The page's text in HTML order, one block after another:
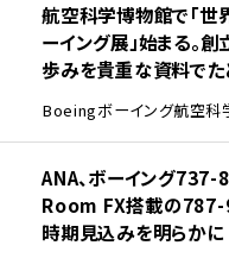
航空科学博物館で「世
ーイング展」始まる。
歩みを貴重な資料でた
Boeingボーイング航空科
ANA、ボーイング737-
Room FX搭載の787-
時期見込みを明らかに